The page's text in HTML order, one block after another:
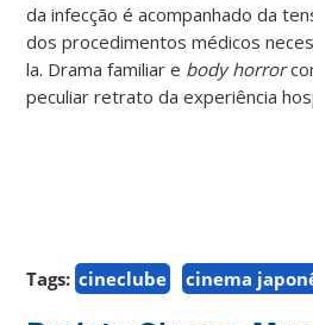
da infecção é acompanhado da
dos procedimentos médicos
la. Drama familiar e body horror
peculiar retrato da experiência
Tags: cineclube cinema